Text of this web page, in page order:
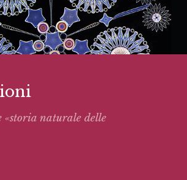
«storia naturale delle